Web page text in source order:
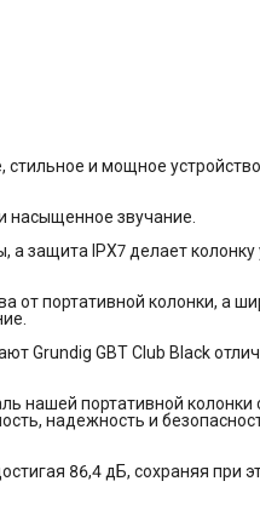
пространствах.
подзарядка: она
Слушайте музыку
дождь или солнце,
Отдельный
выключает
помогает
характеристики:
стильное и мощное
насыщенное звучание.
а защита IPX7 делает
от портативной колонки, а
Grundig GBT Club Black
нашей портативной
надежность и
86,4 дБ, сохраняя при